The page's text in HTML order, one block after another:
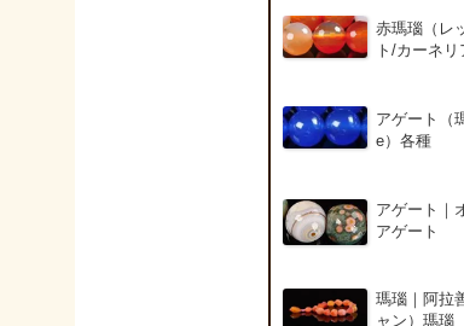
赤瑪瑙（レ
ト/カーネリ
アゲート（
e）各種
アゲート｜
アゲート
瑪瑙｜阿拉
ャン）瑪瑙